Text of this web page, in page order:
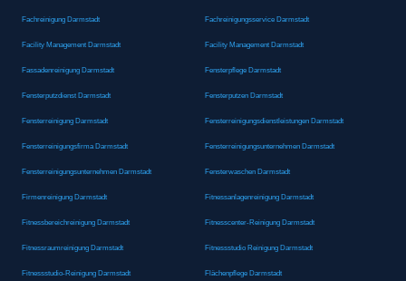
Fachreinigung Darmstadt Fachreinigungsservice Darmstadt
Facility Management Darmstadt Facility Management Darmstadt
Fassadenreinigung Darmstadt Fensterpflege Darmstadt
Fensterputzdienst Darmstadt Fensterputzen Darmstadt
Fensterreinigung Darmstadt Fensterreinigungsdienstleistungen Darmstadt
Fensterreinigungsfirma Darmstadt Fensterreinigungsunternehmen Darmstadt
Fensterreinigungsunternehmen Darmstadt Fensterwaschen Darmstadt
Firmenreinigung Darmstadt Fitnessanlagenreinigung Darmstadt
Fitnessbereichreinigung Darmstadt Fitnesscenter-Reinigung Darmstadt
Fitnessraumreinigung Darmstadt Fitnessstudio Reinigung Darmstadt
Fitnessstudio-Reinigung Darmstadt Flächenpflege Darmstadt